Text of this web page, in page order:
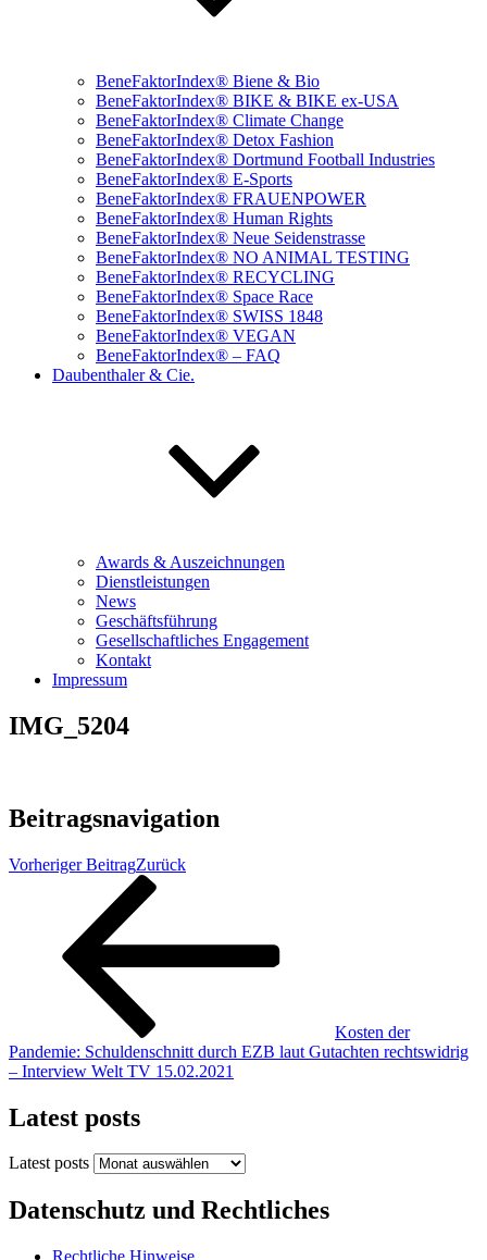
BeneFaktorIndex® Biene & Bio
BeneFaktorIndex® BIKE & BIKE ex-USA
BeneFaktorIndex® Climate Change
BeneFaktorIndex® Detox Fashion
BeneFaktorIndex® Dortmund Football Industries
BeneFaktorIndex® E-Sports
BeneFaktorIndex® FRAUENPOWER
BeneFaktorIndex® Human Rights
BeneFaktorIndex® Neue Seidenstrasse
BeneFaktorIndex® NO ANIMAL TESTING
BeneFaktorIndex® RECYCLING
BeneFaktorIndex® Space Race
BeneFaktorIndex® SWISS 1848
BeneFaktorIndex® VEGAN
BeneFaktorIndex® – FAQ
Daubenthaler & Cie.
Awards & Auszeichnungen
Dienstleistungen
News
Geschäftsführung
Gesellschaftliches Engagement
Kontakt
Impressum
IMG_5204
Beitragsnavigation
Vorheriger BeitragZurück
Kosten der
Pandemie: Schuldenschnitt durch EZB laut Gutachten rechtswidrig
– Interview Welt TV 15.02.2021
Latest posts
Latest posts
Datenschutz und Rechtliches